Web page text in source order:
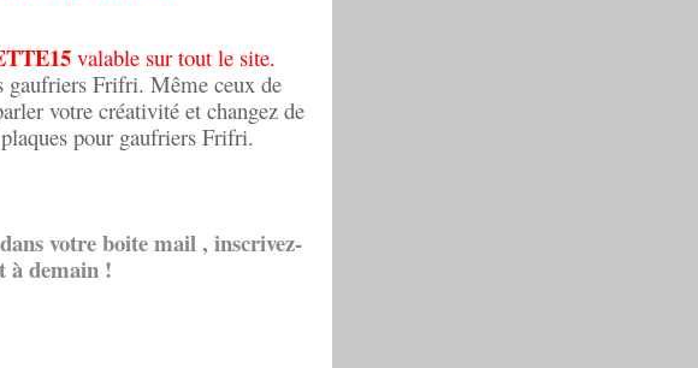
valable sur tout le site.
gaufriers Frifri. Même ceux de
votre créativité et changez de
pour gaufriers Frifri.
votre boite mail , inscrivez-
à demain !